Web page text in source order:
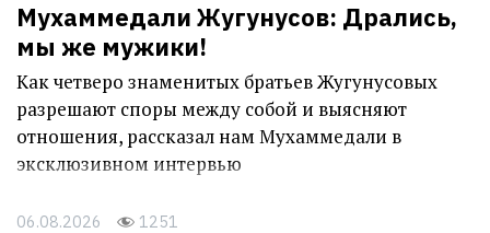
Мухаммедали Жугунусов: Дрались,
мы же мужики!
Как четверо знаменитых братьев Жугунусовых
разрешают споры между собой и выясняют
отношения, рассказал нам Мухаммедали в
эксклюзивном интервью
06.08.2026 1251